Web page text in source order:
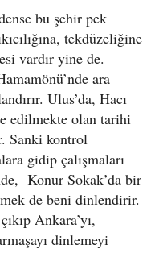
bu şehir pek
tekdüzeliğine
vardır yine de.
ara
Ulus’da, Hacı
edilmekte olan tarihi
Sanki kontrol
gidip çalışmaları
Konur Sokak’da bir
de beni dinlendirir.
Ankara’yı,
dinlemeyi